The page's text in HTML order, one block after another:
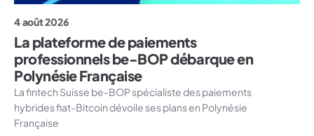
4 août 2026
La plateforme de paiements
professionnels be-BOP débarque en
Polynésie Française
La fintech Suisse be-BOP spécialiste des paiements
hybrides fiat-Bitcoin dévoile ses plans en Polynésie
Française